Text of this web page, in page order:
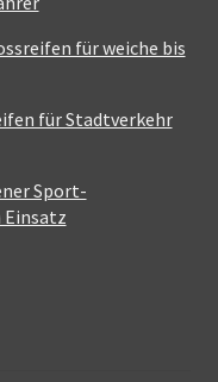
für weiche bis
für Stadtverkehr
Sport-